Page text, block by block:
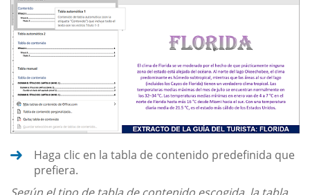
Haga clic en la tabla de contenido predefinida que
prefiera.